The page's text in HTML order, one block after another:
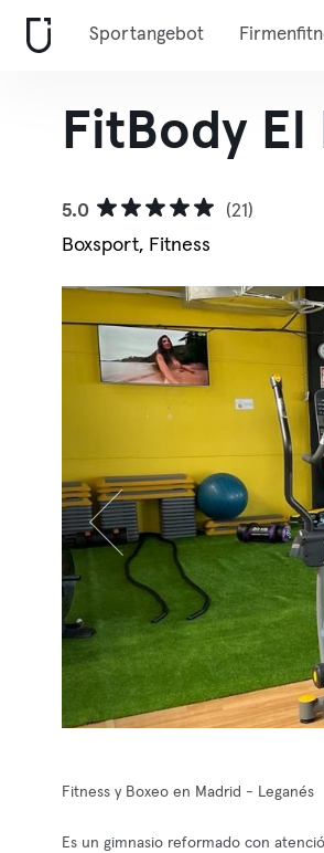
Sportangebot
FitBody El
5.0
(21)
Boxsport, Fitness
Fitness y Boxeo en Madrid - Leganés
Es un gimnasio reformado con